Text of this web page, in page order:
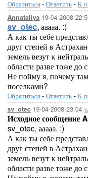
Обратиться - Ответить - К
Annataliya 19-04-2008-
sv_otec, ааааа. :)
А как ты себе
друг степей в
земель везут к
области разве тоже до
Не пойму я, почему
поселками?
Обратиться - Ответить - К
sv_otec 19-04-2008-23:04
Исходное сообщение
sv_otec, ааааа. :)
А как ты себе
друг степей в
земель везут к
области разве тоже до